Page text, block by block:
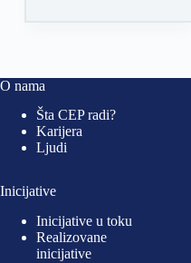
O nama
Šta CEP radi?
Karijera
Ljudi
Inicijative
Inicijative u toku
Realizovane
inicijative